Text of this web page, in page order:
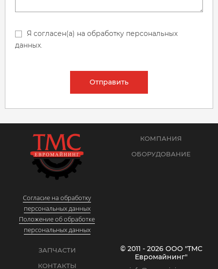
Я согласен(а) на обработку персональных
данных.
Отправить
Согласие на обработку
персональных данных
Положение об обработке
персональных данных
КОМПАНИЯ
ОБОРУДОВАНИЕ
ЗАПЧАСТИ
КОНТАКТЫ
© 2011 - 2026 ООО "ТМС
Евромайнинг"